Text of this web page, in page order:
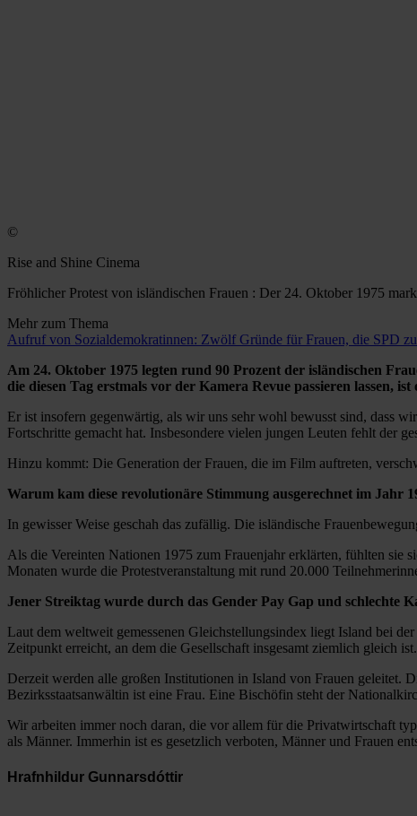
©
Rise and Shine Cinema
Fröhlicher Protest von isländischen Frauen : Der 24. Oktober 1975
Mehr zum Thema
Aufruf von Sozialdemokratinnen: Zwölf Gründe für Frauen, die SPD
Am 24. Oktober 1975 legten rund 90 Prozent der isländischen
die diesen Tag erstmals vor der Kamera Revue passieren lassen,
Er ist insofern gegenwärtig, als wir uns sehr wohl bewusst sind, dass
Fortschritte gemacht hat. Insbesondere vielen jungen Leuten fehlt der
Hinzu kommt: Die Generation der Frauen, die im Film auftreten,
Warum kam diese revolutionäre Stimmung ausgerechnet im Jahr
In gewisser Weise geschah das zufällig. Die isländische
Als die Vereinten Nationen 1975 zum Frauenjahr erklärten, fühlten sie
Monaten wurde die Protestveranstaltung mit rund 20.000
Jener Streiktag wurde durch das Gender Pay Gap und schlechte
Laut dem weltweit gemessenen Gleichstellungsindex liegt Island bei
Zeitpunkt erreicht, an dem die Gesellschaft insgesamt ziemlich gleich ist.
Derzeit werden alle großen Institutionen in Island von Frauen geleitet.
Bezirksstaatsanwältin ist eine Frau. Eine Bischöfin steht der
Wir arbeiten immer noch daran, die vor allem für die Privatwirtschaft
als Männer. Immerhin ist es gesetzlich verboten, Männer und Frauen
Hrafnhildur Gunnarsdóttir